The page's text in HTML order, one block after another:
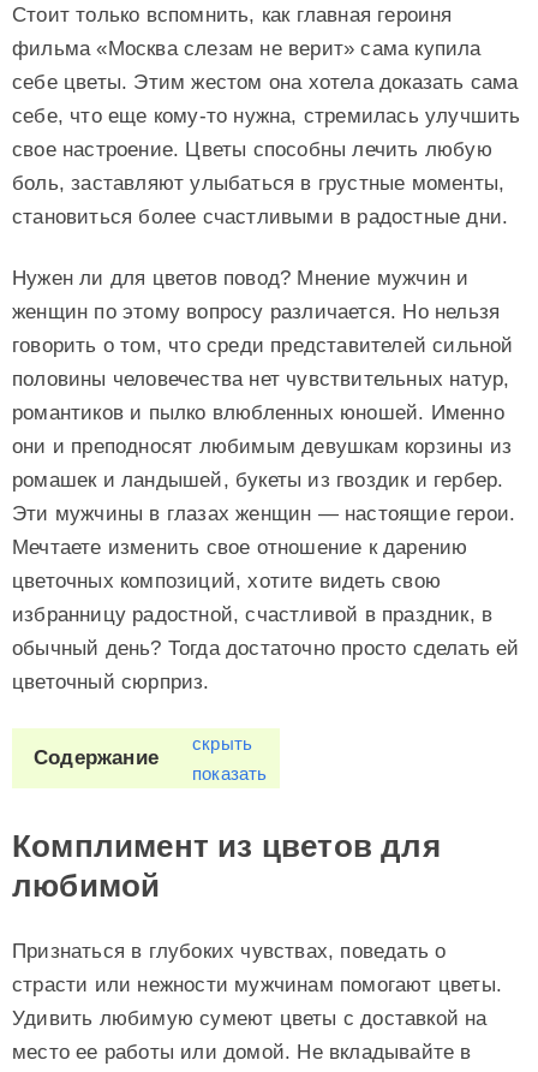
Стоит только вспомнить, как главная героиня
фильма «Москва слезам не верит» сама купила
себе цветы. Этим жестом она хотела доказать сама
себе, что еще кому-то нужна, стремилась улучшить
свое настроение. Цветы способны лечить любую
боль, заставляют улыбаться в грустные моменты,
становиться более счастливыми в радостные дни.
Нужен ли для цветов повод? Мнение мужчин и
женщин по этому вопросу различается. Но нельзя
говорить о том, что среди представителей сильной
половины человечества нет чувствительных натур,
романтиков и пылко влюбленных юношей. Именно
они и преподносят любимым девушкам корзины из
ромашек и ландышей, букеты из гвоздик и гербер.
Эти мужчины в глазах женщин — настоящие герои.
Мечтаете изменить свое отношение к дарению
цветочных композиций, хотите видеть свою
избранницу радостной, счастливой в праздник, в
обычный день? Тогда достаточно просто сделать ей
цветочный сюрприз.
Содержание
скрыть
показать
Комплимент из цветов для
любимой
Признаться в глубоких чувствах, поведать о
страсти или нежности мужчинам помогают цветы.
Удивить любимую сумеют цветы с доставкой на
место ее работы или домой. Не вкладывайте в